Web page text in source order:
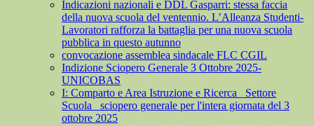
Indicazioni nazionali e DDL Gasparri: stessa faccia
della nuova scuola del ventennio. L’Alleanza Studenti-
Lavoratori rafforza la battaglia per una nuova scuola
pubblica in questo autunno
convocazione assemblea sindacale FLC CGIL
Indizione Sciopero Generale 3 Ottobre 2025-
UNICOBAS
I: Comparto e Area Istruzione e Ricerca_ Settore
Scuola_ sciopero generale per l'intera giornata del 3
ottobre 2025